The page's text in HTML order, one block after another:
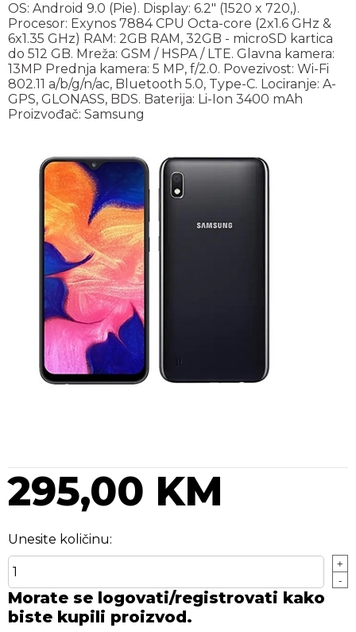
OS: Android 9.0 (Pie). Display: 6.2" (1520 x 720,).
Procesor: Exynos 7884 CPU Octa-core (2x1.6 GHz &
6x1.35 GHz) RAM: 2GB RAM, 32GB - microSD kartica
do 512 GB. Mreža: GSM / HSPA / LTE. Glavna kamera:
13MP Prednja kamera: 5 MP, f/2.0. Povezivost: Wi-Fi
802.11 a/b/g/n/ac, Bluetooth 5.0, Type-C. Lociranje: A-
GPS, GLONASS, BDS. Baterija: Li-Ion 3400 mAh
Proizvođač: Samsung
295,00 KM
Unesite količinu:
+
-
Morate se logovati/registrovati kako
biste kupili proizvod.